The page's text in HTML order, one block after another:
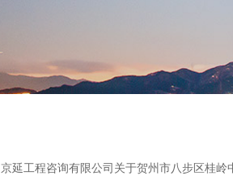
京延工程咨询有限公司关于贺州市八步区桂